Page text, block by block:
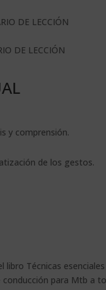
DE LECCIÓN
DE LECCIÓN
y comprensión.
de los gestos.
Técnicas
para Mtb a